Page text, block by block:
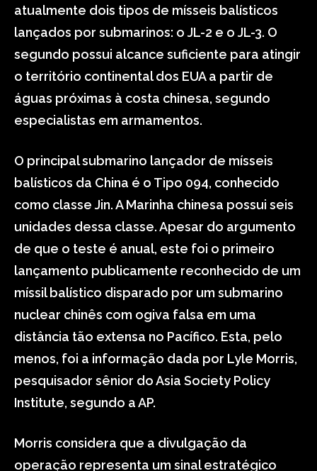
atualmente dois tipos de mísseis balísticos
lançados por submarinos: o JL-2 e o JL-3. O
segundo possui alcance suficiente para atingir
o território continental dos EUA a partir de
águas próximas à costa chinesa, segundo
especialistas em armamentos.
O principal submarino lançador de mísseis
balísticos da China é o Tipo 094, conhecido
como classe Jin. A Marinha chinesa possui seis
unidades dessa classe. Apesar do argumento
de que o teste é anual, este foi o primeiro
lançamento publicamente reconhecido de um
míssil balístico disparado por um submarino
nuclear chinês com ogiva falsa em uma
distância tão extensa no Pacífico. Esta, pelo
menos, foi a informação dada por Lyle Morris,
pesquisador sênior do Asia Society Policy
Institute, segundo a AP.
Morris considera que a divulgação da
operação representa um sinal estratégico